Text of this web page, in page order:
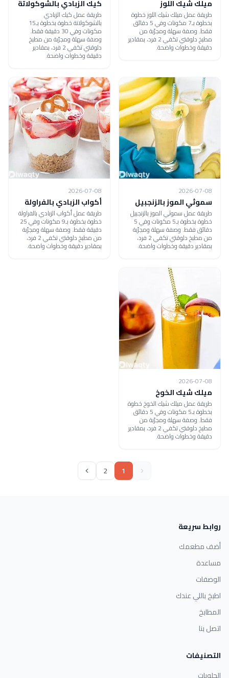
ميلك شيك اللوز
طريقة عمل ميلك شيك اللوز خطوة
بخطوة بـ7 مكونات وفي 5 دقائق
فقط. وصفة سهلة ومجرّبة من
مطبخ دلوقتي تكفي 2 فرد، بمقادير
دقيقة وخطوات واضحة.
كيك الزبادي بالشوكولاتة
طريقة عمل كيك الزبادي
بالشوكولاتة خطوة بخطوة بـ15
مكونات وفي 30 دقيقة فقط.
وصفة سهلة ومجرّبة من مطبخ
دلوقتي تكفي 2 فرد، بمقادير
دقيقة وخطوات واضحة.
2026-07-08
سموثي الموز بالزنجبيل
طريقة عمل سموثي الموز بالزنجبيل
خطوة بخطوة بـ5 مكونات وفي 5
دقائق فقط. وصفة سهلة ومجرّبة
من مطبخ دلوقتي تكفي 2 فرد،
بمقادير دقيقة وخطوات واضحة.
2026-07-08
أكواب الزبادي بالفراولة
طريقة عمل أكواب الزبادي بالفراولة
خطوة بخطوة بـ9 مكونات وفي 25
دقيقة فقط. وصفة سهلة ومجرّبة
من مطبخ دلوقتي تكفي 2 فرد،
بمقادير دقيقة وخطوات واضحة.
2026-07-08
ميلك شيك الخوخ
طريقة عمل ميلك شيك الخوخ خطوة
بخطوة بـ5 مكونات وفي 5 دقائق
فقط. وصفة سهلة ومجرّبة من
مطبخ دلوقتي تكفي 2 فرد، بمقادير
دقيقة وخطوات واضحة.
1
2
روابط سريعة
أضف مطعمك
مساعدة
الوصفات
اطبخ باللي عندك
المطابخ
اتصل بنا
التصنيفات